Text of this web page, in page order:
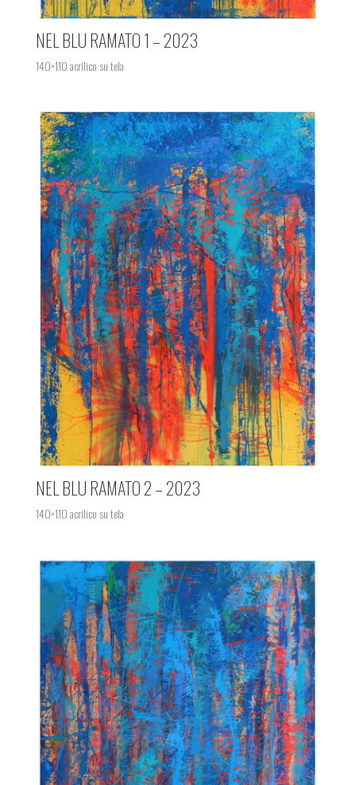
NEL BLU RAMATO 1 – 2023
140×110 acrilico su tela
NEL BLU RAMATO 2 – 2023
140×110 acrilico su tela